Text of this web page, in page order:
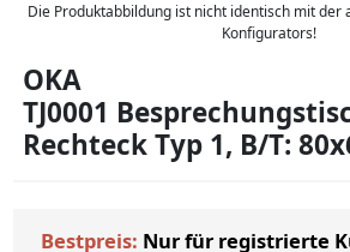
Die Produktabbildung ist nicht identisch mit der
Konfigurators!
OKA
TJ0001
Rechteck Typ 1, B/T:
Bestpreis: Nur für registrierte